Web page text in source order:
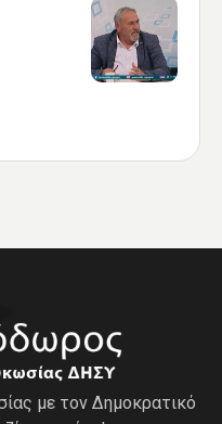
με τον Δημοκρατικό